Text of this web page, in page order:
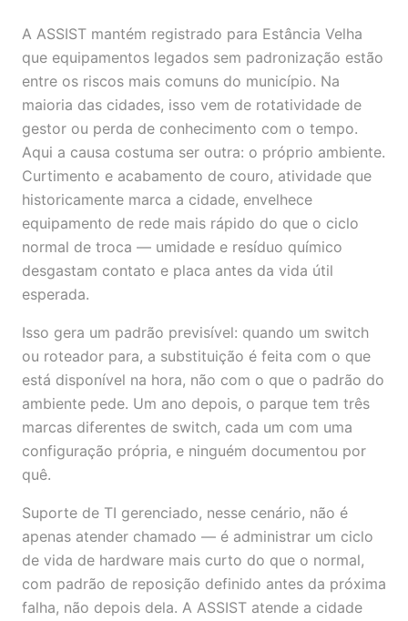
A ASSIST mantém registrado para Estância Velha
que equipamentos legados sem padronização estão
entre os riscos mais comuns do município. Na
maioria das cidades, isso vem de rotatividade de
gestor ou perda de conhecimento com o tempo.
Aqui a causa costuma ser outra: o próprio ambiente.
Curtimento e acabamento de couro, atividade que
historicamente marca a cidade, envelhece
equipamento de rede mais rápido do que o ciclo
normal de troca — umidade e resíduo químico
desgastam contato e placa antes da vida útil
esperada.
Isso gera um padrão previsível: quando um switch
ou roteador para, a substituição é feita com o que
está disponível na hora, não com o que o padrão do
ambiente pede. Um ano depois, o parque tem três
marcas diferentes de switch, cada um com uma
configuração própria, e ninguém documentou por
quê.
Suporte de TI gerenciado, nesse cenário, não é
apenas atender chamado — é administrar um ciclo
de vida de hardware mais curto do que o normal,
com padrão de reposição definido antes da próxima
falha, não depois dela. A ASSIST atende a cidade